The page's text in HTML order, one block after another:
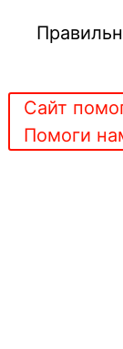
Сайт
Помоги